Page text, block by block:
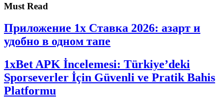
Must Read
Приложение 1x Ставка 2026: азарт и
удобно в одном тапе
1xBet APK İncelemesi: Türkiye’deki
Sporseverler İçin Güvenli ve Pratik Bahis
Platformu